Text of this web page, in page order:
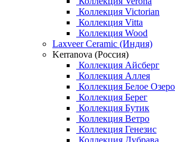
Коллекция Victorian
Коллекция Vitta
Коллекция Wood
Laxveer Ceramic (Индия)
Kerranova (Россия)
Коллекция Айсберг
Коллекция Аллея
Коллекция Белое Озеро
Коллекция Берег
Коллекция Бутик
Коллекция Ветро
Коллекция Генезис
Коллекция Дубрава